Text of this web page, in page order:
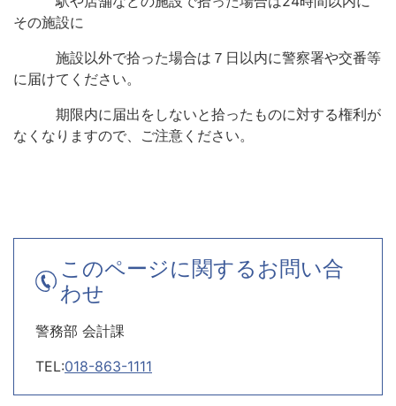
その施設に
施設以外で拾った場合は７日以内に警察署や交番等
に届けてください。
期限内に届出をしないと拾ったものに対する権利が
なくなりますので、ご注意ください。
このページに関するお問い合
わせ
警務部 会計課
TEL:018-863-1111